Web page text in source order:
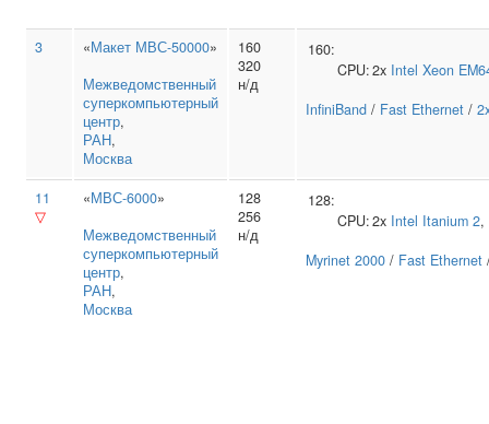
3 «Макет МВС-50000»
Межведомственный
суперкомпьютерный
центр,
РАН,
Москва
160
320
н/д
160:
CPU:2x Intel Xeon
InfiniBand / Fast Ethernet /
11
▽
«МВС-6000»
Межведомственный
суперкомпьютерный
центр,
РАН,
Москва
128
256
н/д
128:
CPU:2x Intel Itanium 2,
Myrinet 2000 / Fast Ethernet